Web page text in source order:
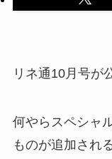
リネ通10月号が
何やらスペシャ
ものが追加され